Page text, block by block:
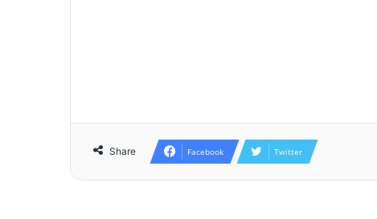
Share Facebook Twitter